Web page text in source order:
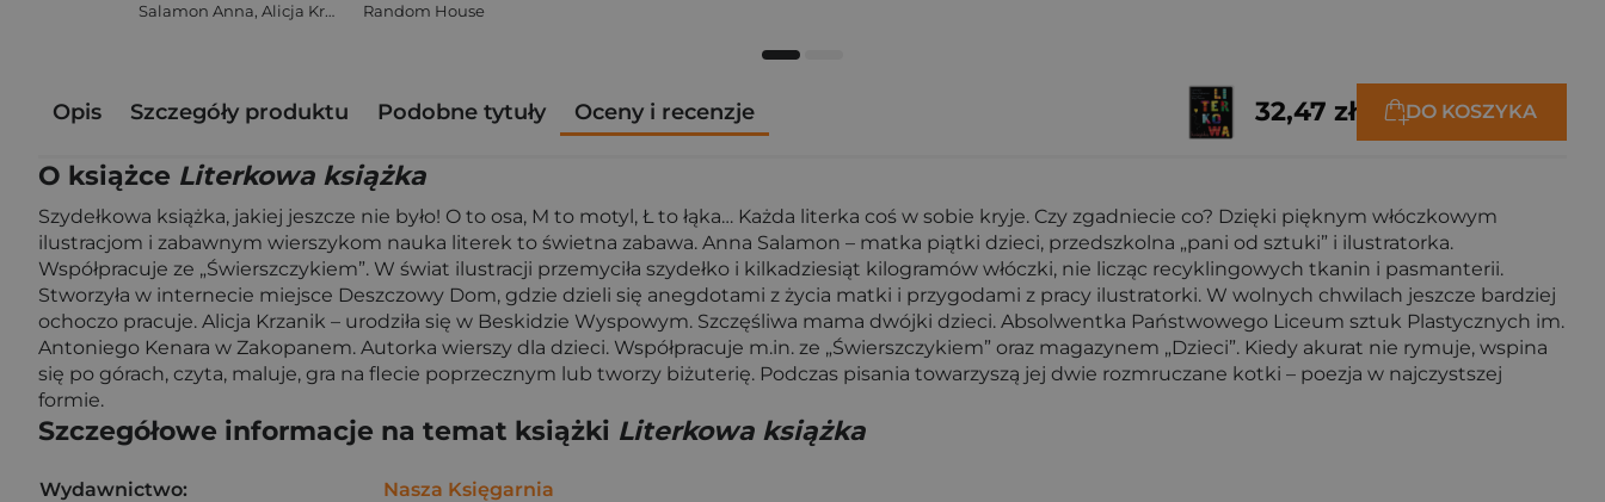
Salamon Anna, Alicja Krzanik Random House
Opis Szczegóły produktu Podobne tytuły Oceny i recenzje 32,47 zł DO KOSZYKA
O książce Literkowa książka
Szydełkowa książka, jakiej jeszcze nie było! O to osa, M to motyl, Ł to łąka… Każda literka coś w sobie kryje. Czy zgadniecie co? Dzięki pięknym włóczkowym
ilustracjom i zabawnym wierszykom nauka literek to świetna zabawa. Anna Salamon – matka piątki dzieci, przedszkolna „pani od sztuki” i ilustratorka.
Współpracuje ze „Świerszczykiem”. W świat ilustracji przemyciła szydełko i kilkadziesiąt kilogramów włóczki, nie licząc recyklingowych tkanin i pasmanterii.
Stworzyła w internecie miejsce Deszczowy Dom, gdzie dzieli się anegdotami z życia matki i przygodami z pracy ilustratorki. W wolnych chwilach jeszcze bardziej
ochoczo pracuje. Alicja Krzanik – urodziła się w Beskidzie Wyspowym. Szczęśliwa mama dwójki dzieci. Absolwentka Państwowego Liceum sztuk Plastycznych im.
Antoniego Kenara w Zakopanem. Autorka wierszy dla dzieci. Współpracuje m.in. ze „Świerszczykiem” oraz magazynem „Dzieci”. Kiedy akurat nie rymuje, wspina
się po górach, czyta, maluje, gra na flecie poprzecznym lub tworzy biżuterię. Podczas pisania towarzyszą jej dwie rozmruczane kotki – poezja w najczystszej
formie.
Szczegółowe informacje na temat książki Literkowa książka
Wydawnictwo: Nasza Księgarnia